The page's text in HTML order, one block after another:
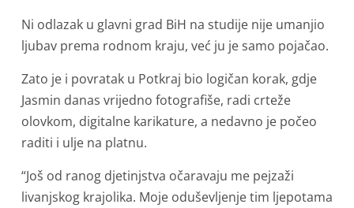
Ni odlazak u glavni grad BiH na studije nije umanjio
ljubav prema rodnom kraju, već ju je samo pojačao.
Zato je i povratak u Potkraj bio logičan korak, gdje
Jasmin danas vrijedno fotografiše, radi crteže
olovkom, digitalne karikature, a nedavno je počeo
raditi i ulje na platnu.
“Još od ranog djetinjstva očaravaju me pejzaži
livanjskog krajolika. Moje oduševljenje tim ljepotama